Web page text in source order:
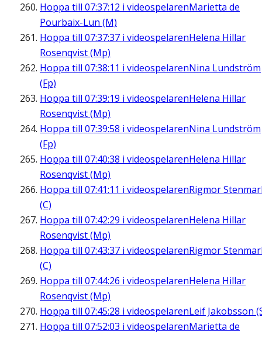
Hoppa till 07:37:12 i videospelarenMarietta de
Pourbaix-Lun (M)
Hoppa till 07:37:37 i videospelarenHelena Hillar
Rosenqvist (Mp)
Hoppa till 07:38:11 i videospelarenNina Lundström
(Fp)
Hoppa till 07:39:19 i videospelarenHelena Hillar
Rosenqvist (Mp)
Hoppa till 07:39:58 i videospelarenNina Lundström
(Fp)
Hoppa till 07:40:38 i videospelarenHelena Hillar
Rosenqvist (Mp)
Hoppa till 07:41:11 i videospelarenRigmor
(C)
Hoppa till 07:42:29 i videospelarenHelena Hillar
Rosenqvist (Mp)
Hoppa till 07:43:37 i videospelarenRigmor
(C)
Hoppa till 07:44:26 i videospelarenHelena Hillar
Rosenqvist (Mp)
Hoppa till 07:45:28 i videospelarenLeif Jakobsson
Hoppa till 07:52:03 i videospelarenMarietta de